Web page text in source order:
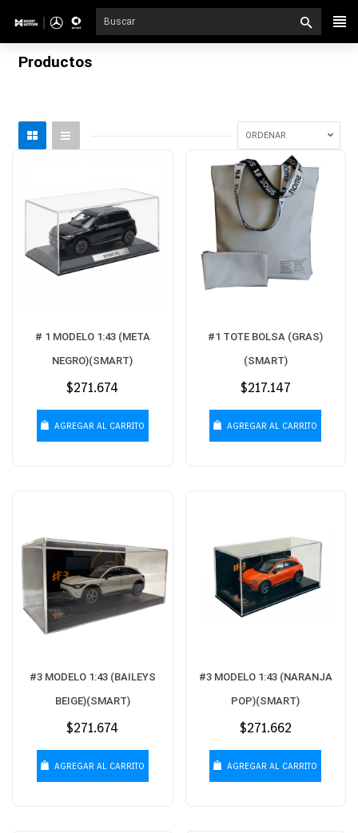
directamente
Productos
ORDENAR
# 1 MODELO 1:43 (META
NEGRO)(SMART)
Precio
$271.674
AGREGAR AL CARRITO
#1 TOTE BOLSA (GRAS)
(SMART)
Precio
$217.147
AGREGAR AL CARRITO
#3 MODELO 1:43 (BAILEYS
BEIGE)(SMART)
Precio
$271.674
AGREGAR AL CARRITO
#3 MODELO 1:43 (NARANJA
POP)(SMART)
Precio
$271.662
AGREGAR AL CARRITO